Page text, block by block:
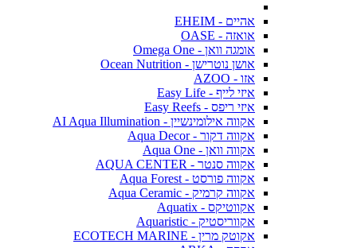
אהיים - EHEIM
אואזה - OASE
אומגה וואן - Omega One
אושן נוטרישן - Ocean Nutrition
אזו - AZOO
איזי לייף - Easy Life
איזי ריפס - Easy Reefs
אקווה אילומינשיין - AI Aqua Illumination
אקווה דקור - Aqua Decor
אקווה וואן - Aqua One
אקווה סנטר - AQUA CENTER
אקווה פורסט - Aqua Forest
אקווה קרמיק - Aqua Ceramic
אקווטיקס - Aquatix
אקווריסטיק - Aquaristic
אקוטק מרין - ECOTECH MARINE